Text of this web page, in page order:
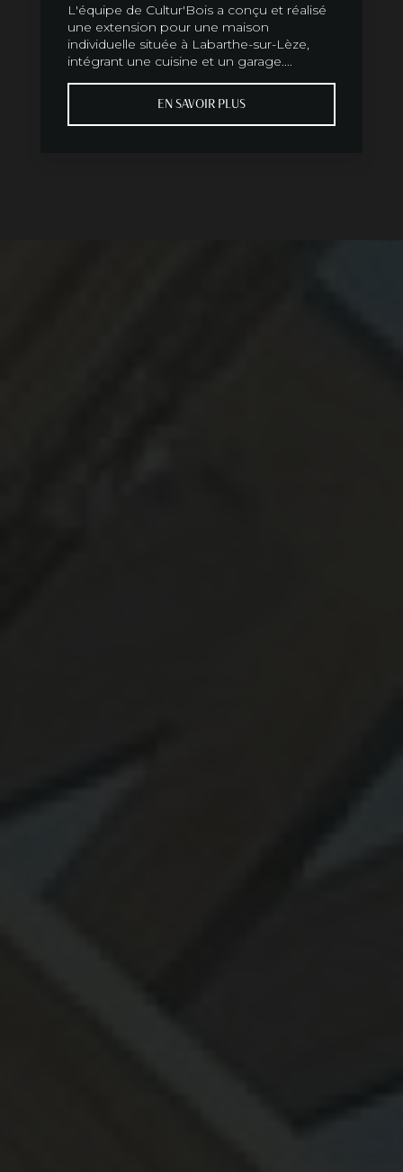
L'équipe de Cultur'Bois a conçu et réalisé
une extension pour une maison
individuelle située à Labarthe-sur-Lèze,
intégrant une cuisine et un garage....
EN SAVOIR PLUS